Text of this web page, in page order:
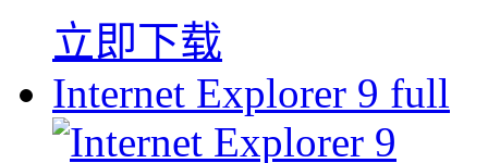
立即下载
Internet Explorer 9 full